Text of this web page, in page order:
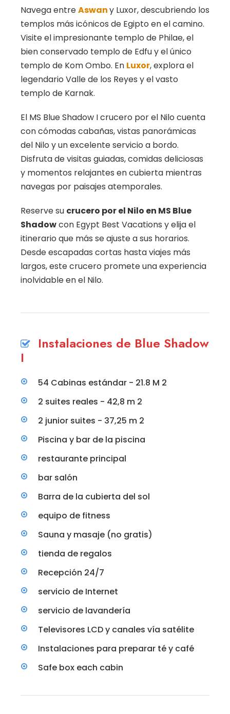
Navega entreAswany Luxor, descubriendo los
templos más icónicos de Egipto en el camino.
Visite el impresionante templo de Philae, el
bien conservado templo de Edfu y el único
templo de Kom Ombo. En Luxor, explora el
legendario Valle de los Reyes y el vasto
templo de Karnak.
El MS Blue Shadow I crucero por el Nilo cuenta
con cómodas cabañas, vistas panorámicas
del Nilo y un excelente servicio a bordo.
Disfruta de visitas guiadas, comidas deliciosas
y momentos relajantes en cubierta mientras
navegas por paisajes atemporales.
Reserve su crucero por el Nilo en MS Blue
Shadowcon Egypt Best Vacations y elija el
itinerario que más se ajuste a sus horarios.
Desde escapadas cortas hasta viajes más
largos, este crucero promete una experiencia
inolvidable en el Nilo.
Instalaciones de Blue Shadow
I
54 Cabinas estándar - 21.8 M 2
2 suites reales - 42,8 m 2
2 junior suites - 37,25 m 2
Piscina y bar de la piscina
restaurante principal
bar salón
Barra de la cubierta del sol
equipo de fitness
Sauna y masaje (no gratis)
tienda de regalos
Recepción 24/7
servicio de Internet
servicio de lavandería
Televisores LCD y canales vía satélite
Instalaciones para preparar té y café
Safe box each cabin